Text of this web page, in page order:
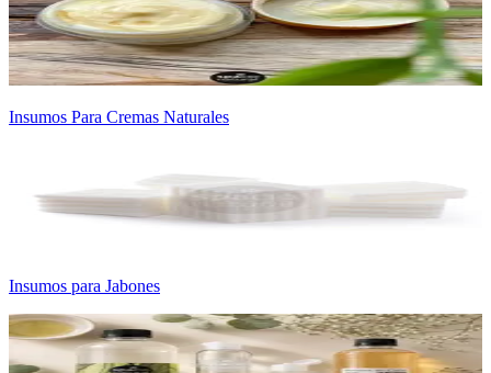
Insumos Para Cremas Naturales
Insumos para Jabones